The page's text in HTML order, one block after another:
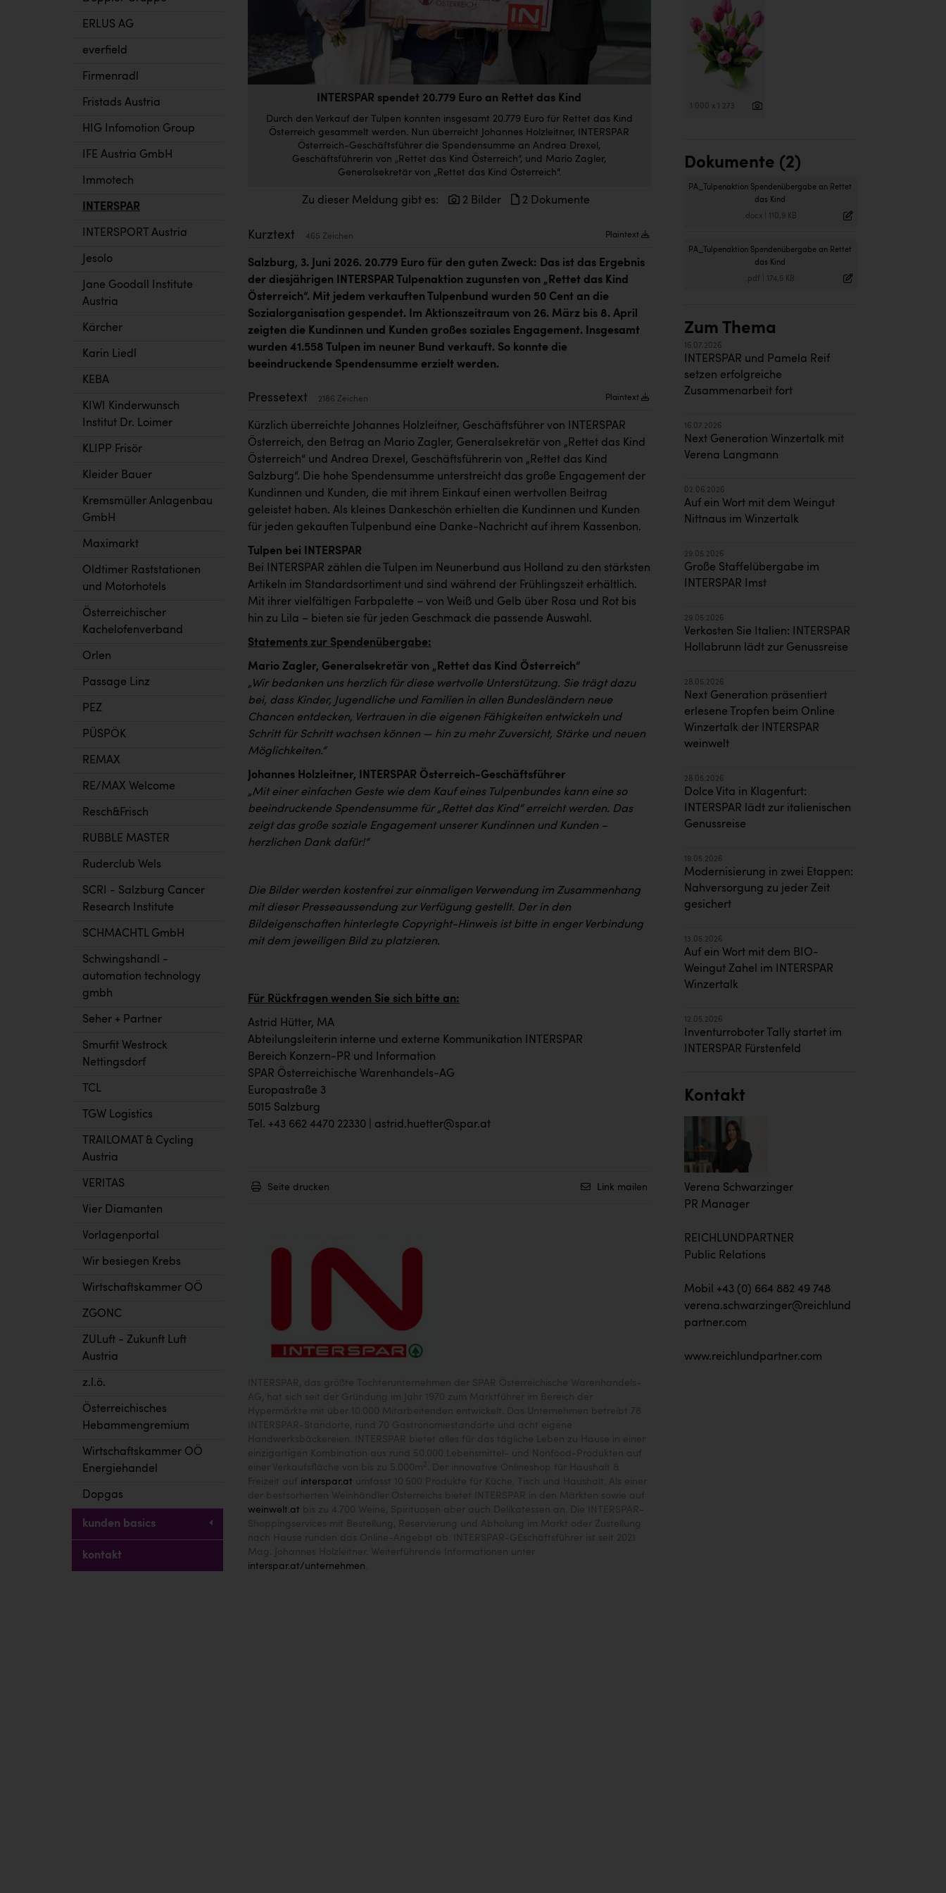
ERLUS AG
everfield
Firmenradl
Fristads Austria
HIG Infomotion Group
IFE Austria GmbH
Immotech
INTERSPAR
INTERSPORT Austria
Jesolo
Jane Goodall Institute
Austria
Kärcher
Karin Liedl
KEBA
KIWI Kinderwunsch
Institut Dr. Loimer
KLIPP Frisör
Kleider Bauer
Kremsmüller Anlagenbau
GmbH
Maximarkt
Oldtimer Raststationen
und Motorhotels
Österreichischer
Kachelofenverband
Orlen
Passage Linz
PEZ
PÜSPÖK
REMAX
RE/MAX Welcome
Resch&Frisch
RUBBLE MASTER
Ruderclub Wels
SCRI - Salzburg Cancer
Research Institute
SCHMACHTL GmbH
Schwingshandl -
automation technology
gmbh
Seher + Partner
Smurfit Westrock
Nettingsdorf
TCL
TGW Logistics
TRAILOMAT & Cycling
Austria
VERITAS
Vier Diamanten
Vorlagenportal
Wir besiegen Krebs
Wirtschaftskammer OÖ
ZGONC
ZULuft - Zukunft Luft
Austria
z.l.ö.
Österreichisches
Hebammengremium
Wirtschaftskammer OÖ
Energiehandel
Dopgas
kunden basics
kontakt
INTERSPAR spendet 20.779 Euro an Rettet das Kind
Durch den Verkauf der Tulpen konnten insgesamt 20.779 Euro für Rettet das Kind
Österreich gesammelt werden. Nun überreicht Johannes Holzleitner, INTERSPAR
Österreich-Geschäftsführer die Spendensumme an Andrea Drexel,
Geschäftsführerin von „Rettet das Kind Österreich“, und Mario Zagler,
Generalsekretär von „Rettet das Kind Österreich“.
Zu dieser Meldung gibt es: 2 Bilder 2 Dokumente
Kurztext 465 Zeichen Plaintext
Salzburg, 3. Juni 2026. 20.779 Euro für den guten Zweck: Das ist das Ergebnis
der diesjährigen INTERSPAR Tulpenaktion zugunsten von „Rettet das Kind
Österreich“. Mit jedem verkauften Tulpenbund wurden 50 Cent an die
Sozialorganisation gespendet. Im Aktionszeitraum von 26. März bis 8. April
zeigten die Kundinnen und Kunden großes soziales Engagement. Insgesamt
wurden 41.558 Tulpen im neuner Bund verkauft. So konnte die
beeindruckende Spendensumme erzielt werden.
Pressetext 2186 Zeichen Plaintext
Kürzlich überreichte Johannes Holzleitner, Geschäftsführer von INTERSPAR
Österreich, den Betrag an Mario Zagler, Generalsekretär von „Rettet das Kind
Österreich“ und Andrea Drexel, Geschäftsführerin von „Rettet das Kind
Salzburg“. Die hohe Spendensumme unterstreicht das große Engagement der
Kundinnen und Kunden, die mit ihrem Einkauf einen wertvollen Beitrag
geleistet haben. Als kleines Dankeschön erhielten die Kundinnen und Kunden
für jeden gekauften Tulpenbund eine Danke-Nachricht auf ihrem Kassenbon.
Tulpen bei INTERSPAR
Bei INTERSPAR zählen die Tulpen im Neunerbund aus Holland zu den stärksten
Artikeln im Standardsortiment und sind während der Frühlingszeit erhältlich.
Mit ihrer vielfältigen Farbpalette – von Weiß und Gelb über Rosa und Rot bis
hin zu Lila – bieten sie für jeden Geschmack die passende Auswahl.
Statements zur Spendenübergabe:
Mario Zagler, Generalsekretär von „Rettet das Kind Österreich“
„Wir bedanken uns herzlich für diese wertvolle Unterstützung. Sie trägt dazu
bei, dass Kinder, Jugendliche und Familien in allen Bundesländern neue
Chancen entdecken, Vertrauen in die eigenen Fähigkeiten entwickeln und
Schritt für Schritt wachsen können — hin zu mehr Zuversicht, Stärke und neuen
Möglichkeiten.“
Johannes Holzleitner, INTERSPAR Österreich-Geschäftsführer
„Mit einer einfachen Geste wie dem Kauf eines Tulpenbundes kann eine so
beeindruckende Spendensumme für „Rettet das Kind“ erreicht werden. Das
zeigt das große soziale Engagement unserer Kundinnen und Kunden –
herzlichen Dank dafür!“
Die Bilder werden kostenfrei zur einmaligen Verwendung im Zusammenhang
mit dieser Presseaussendung zur Verfügung gestellt. Der in den
Bildeigenschaften hinterlegte Copyright-Hinweis ist bitte in enger Verbindung
mit dem jeweiligen Bild zu platzieren.
Für Rückfragen wenden Sie sich bitte an:
Astrid Hütter, MA
Abteilungsleiterin interne und externe Kommunikation INTERSPAR
Bereich Konzern-PR und Information
SPAR Österreichische Warenhandels-AG
Europastraße 3
5015 Salzburg
Tel. +43 662 4470 22330 | astrid.huetter@spar.at
Seite drucken Link mailen
interspar.at
weinwelt.at
interspar.at/unternehmen
1 000 x 1 273
Dokumente (2)
PA_Tulpenaktion Spendenübergabe an Rettet
das Kind
.docx 110,9 KB
PA_Tulpenaktion Spendenübergabe an Rettet
das Kind
.pdf 174,5 KB
Zum Thema
16.07.2026
INTERSPAR und Pamela Reif
setzen erfolgreiche
Zusammenarbeit fort
16.07.2026
Next Generation Winzertalk mit
Verena Langmann
02.06.2026
Auf ein Wort mit dem Weingut
Nittnaus im Winzertalk
29.05.2026
Große Staffelübergabe im
INTERSPAR Imst
29.05.2026
Verkosten Sie Italien: INTERSPAR
Hollabrunn lädt zur Genussreise
28.05.2026
Next Generation präsentiert
erlesene Tropfen beim Online
Winzertalk der INTERSPAR
weinwelt
28.05.2026
Dolce Vita in Klagenfurt:
INTERSPAR lädt zur italienischen
Genussreise
19.05.2026
Modernisierung in zwei Etappen:
Nahversorgung zu jeder Zeit
gesichert
13.05.2026
Auf ein Wort mit dem BIO-
Weingut Zahel im INTERSPAR
Winzertalk
12.05.2026
Inventurroboter Tally startet im
INTERSPAR Fürstenfeld
Kontakt
Verena Schwarzinger
PR Manager
REICHLUNDPARTNER
Public Relations
Mobil +43 (0) 664 882 49 748
verena.schwarzinger@reichlund
partner.com
www.reichlundpartner.com